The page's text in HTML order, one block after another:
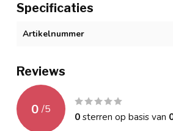
Specificaties
Artikelnummer
Reviews
0 /5
0sterren op basis van